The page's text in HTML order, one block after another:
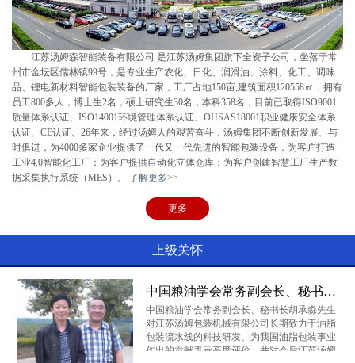
江苏汤姆森智能装备有限公司 是江苏汤姆集团旗下全资子公司，坐落于常
州市金坛区儒林镇99号，是专业生产农化、日化、润滑油、涂料、化工、调味
品、锂电新材料智能包装装备的厂家，工厂占地150亩,建筑面积120558㎡，拥有
员工800多人，博士生2名，硕士研究生30名，本科358名，目前已取得ISO9001
质量体系认证、ISO14001环境管理体系认证、OHSAS18001职业健康安全体系
认证、CE认证。26年来，经过汤姆人的艰苦奋斗，汤姆集团不断创新发展、与
时俱进，为4000多家企业提供了一代又一代先进的智能包装设备，为客户打造
工业4.0智能化工厂；为客户提供自动化立体仓库；为客户创建智慧工厂生产数
据采集执行系统（MES）。 了解更多>>
更多
上级关怀
中国粮油学会常务副会长、秘书长胡承淼先生莅临我司
中国粮油学会常务副会长、秘书长胡承淼先生
对江苏汤姆包装机械有限公司长期致力于油脂
包装流水线的科技研发、为我国油脂包装事业
作出的贡献表示高度评价，并对今后江苏汤姆
PTT 山东国鸿 美孚
贵州味莼园 壳牌 深圳车仆
一汽大众 依合聚工 长春德联
浙江全兴 中国蓝星 道达尔
云瀚股份 南京龙蟠 长城润滑油